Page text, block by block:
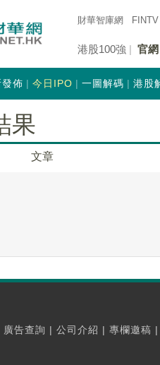
財華智庫網 FINTV
港股100強 官網
佈 今日IPO 一圖解碼 港股
果
文章
廣告查詢 | 公司介紹 | 專欄邀稿 |